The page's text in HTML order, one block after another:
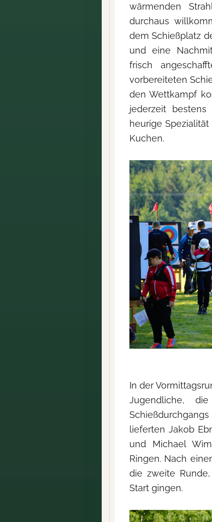
wärmenden
durchaus
dem Schießplatz
und eine
frisch
vorbereiteten
den Wettkampf
jederzeit
heurige
Kuchen.
In der
Jugendliche,
lieferten Jakob
und Michael
Ringen. Nach
die zweite
Start gingen.